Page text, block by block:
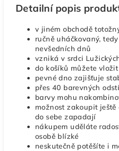
Detailní popis
v jiném obchodě
ručně uháčkovaný,
nevšedních dnů
vzniká v srdci
do košíků můžete
pevné dno zajišťuje
přes 40 barevných
barvy mohu
možnost zakoupit
do sebe zapadají
nákupem uděláte
osobě blízké
neskutečně potěšíte i